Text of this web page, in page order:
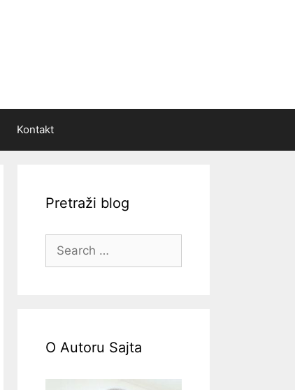
Kontakt
Pretraži blog
Search
for:
O Autoru Sajta